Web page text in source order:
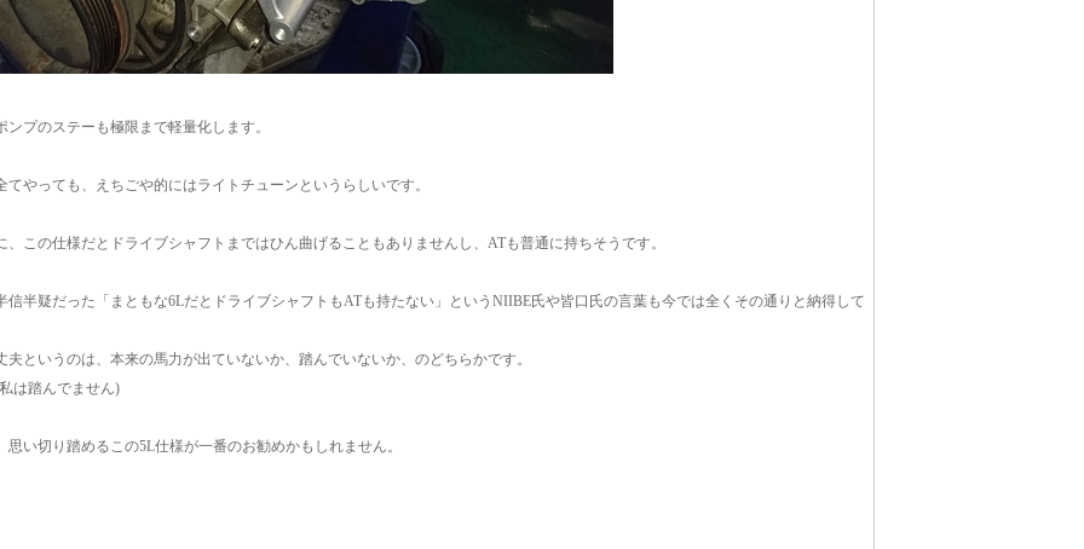
ンプのステーも極限まで軽量化します。
てやっても、えちごや的にはライトチューンというらしいです。
、この仕様だとドライブシャフトまではひん曲げることもありませんし、ATも普通に持ちそうです。
信半疑だった「まともな6LだとドライブシャフトもATも持たない」というNIIBE氏や皆口氏の言葉も今では全くその通りと納得して
夫というのは、本来の馬力が出ていないか、踏んでいないか、のどちらかです。
は踏んでません)
思い切り踏めるこの5L仕様が一番のお勧めかもしれません。